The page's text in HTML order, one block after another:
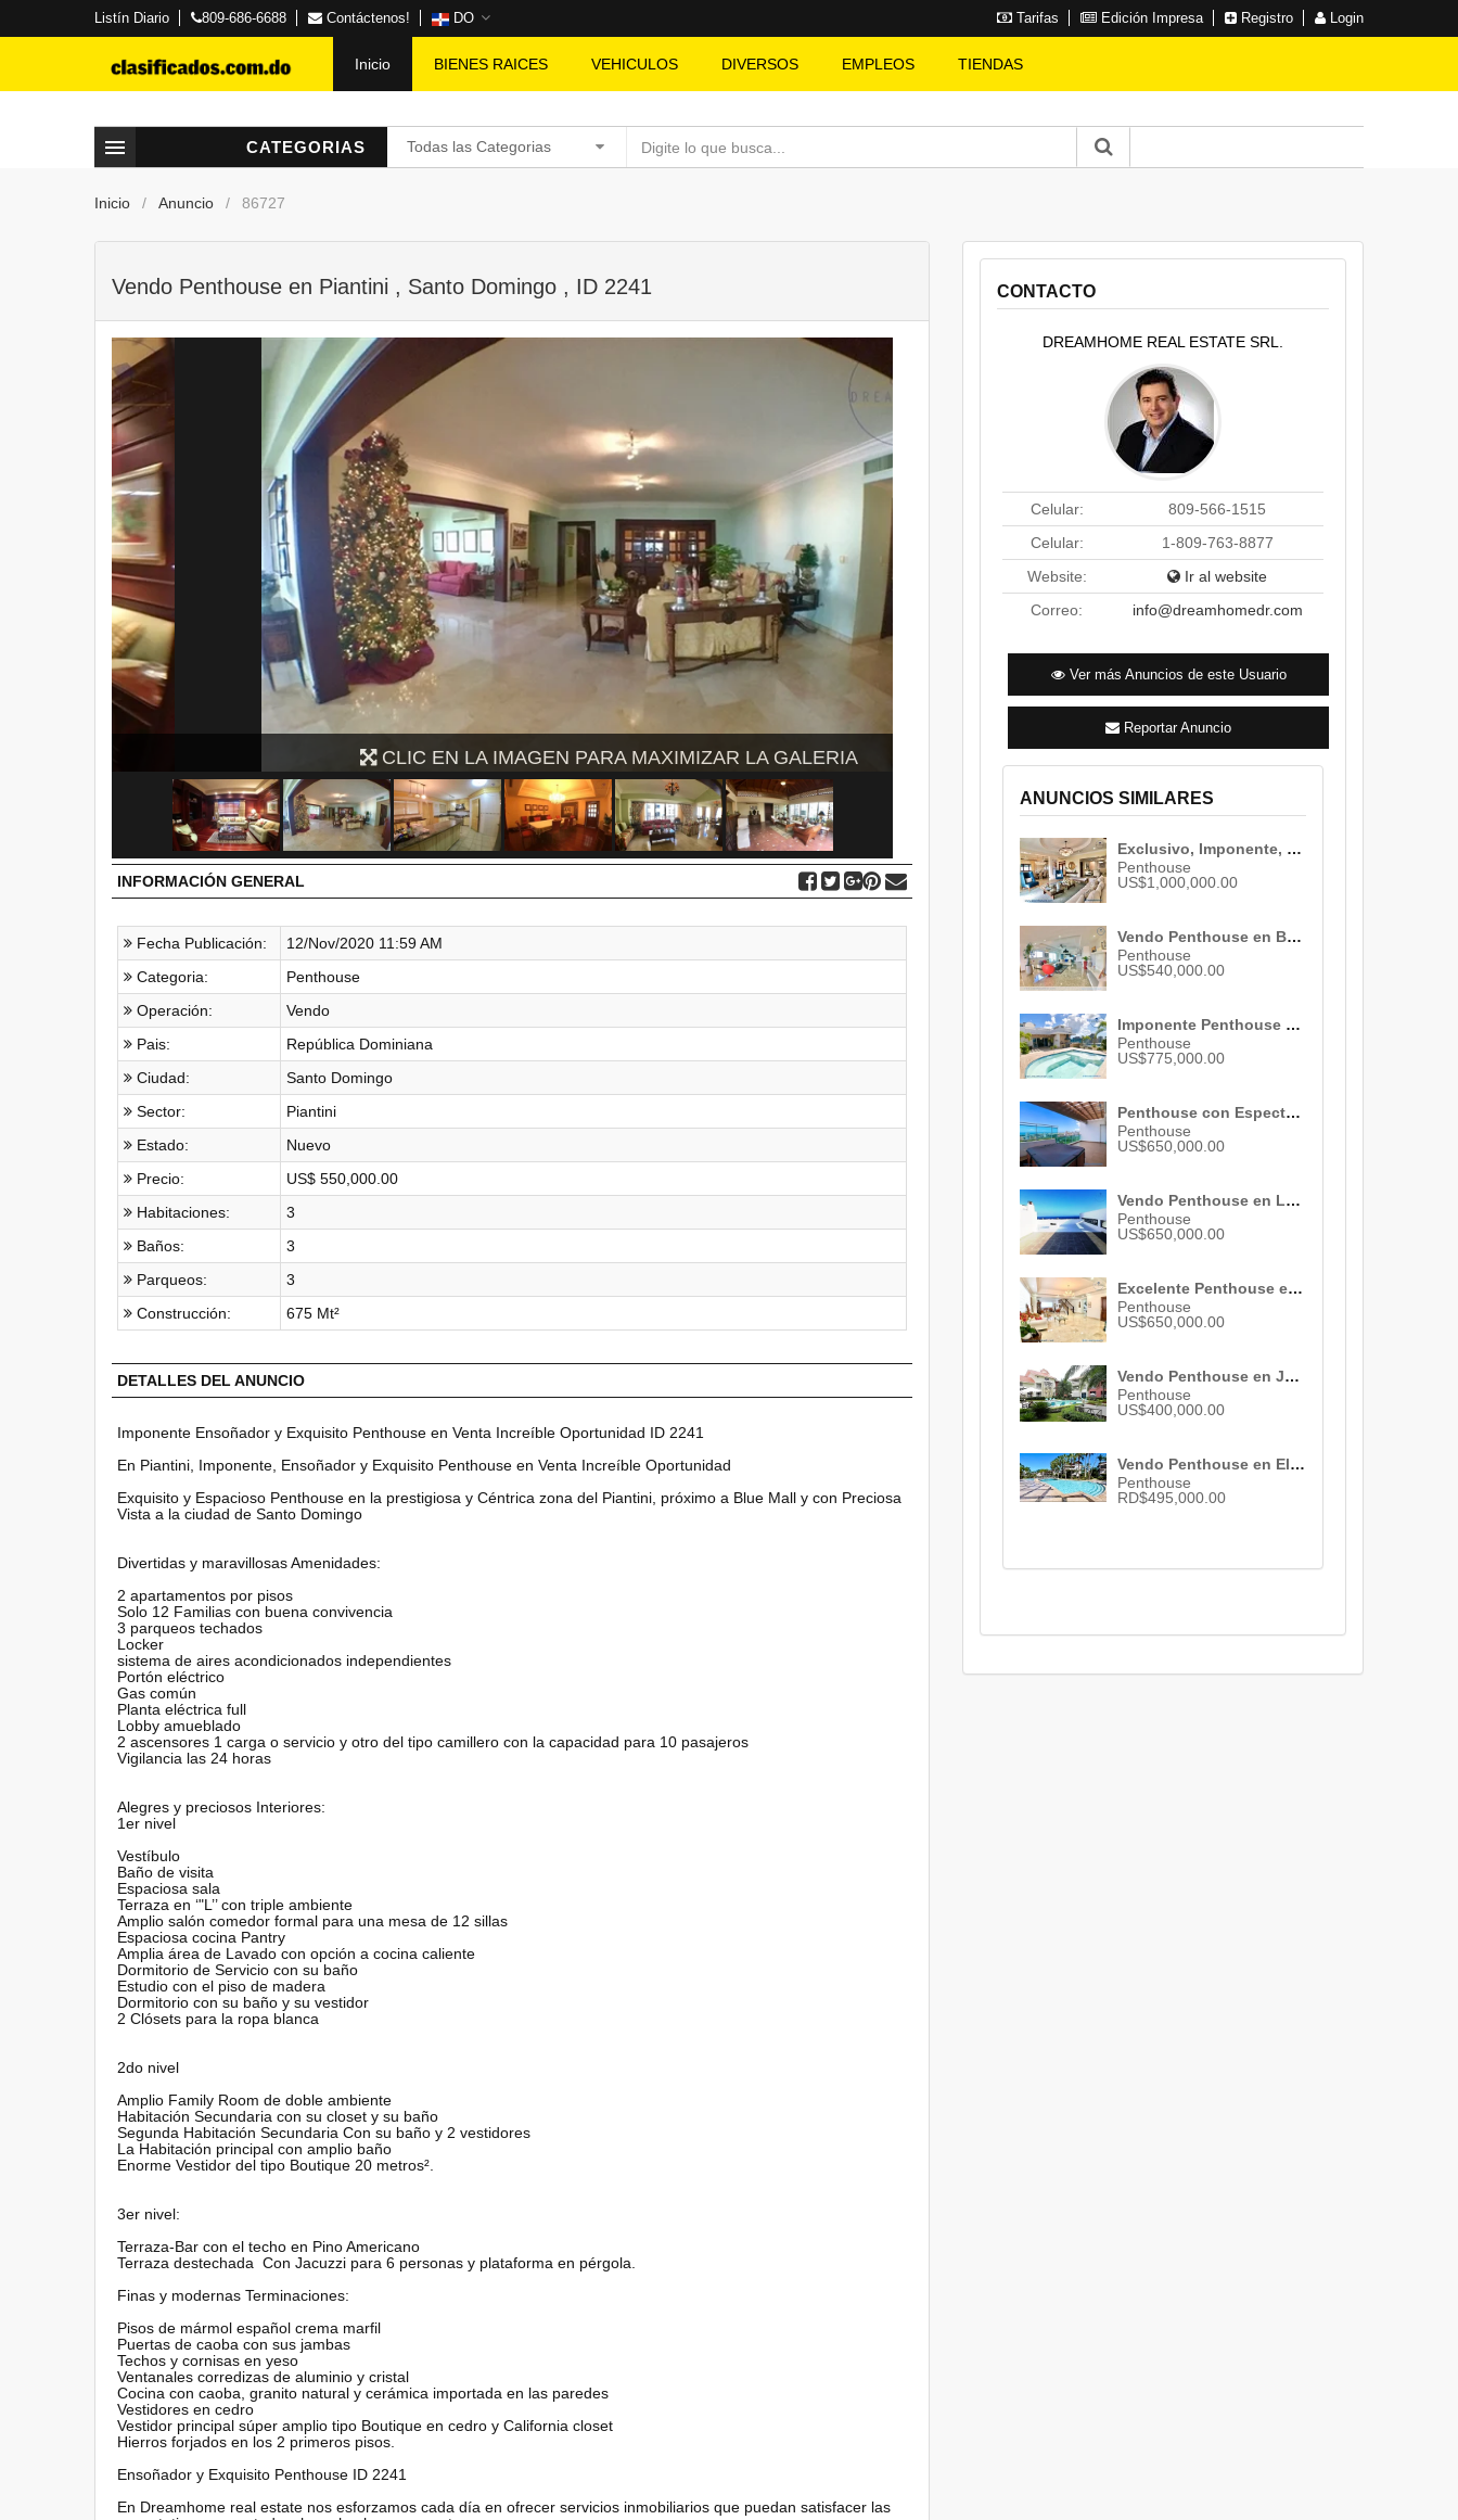
Listín Diario 809-686-6688 Contáctenos! DO Tarifas Edición Impresa Registro Login
Inicio BIENES RAICES VEHICULOS DIVERSOS EMPLEOS TIENDAS
CATEGORIAS Todas las Categorias
Inicio Anuncio 86727
Vendo Penthouse en Piantini , Santo Domingo , ID 2241
CLIC EN LA IMAGEN PARA MAXIMIZAR LA GALERIA
INFORMACIÓN GENERAL
Fecha Publicación:
12/Nov/2020 11:59 AM
Categoria:
Penthouse
Operación:
Vendo
Pais:
República Dominiana
Ciudad:
Santo Domingo
Sector:
Piantini
Estado:
Nuevo
Precio:
US$ 550,000.00
Habitaciones:
3
Baños:
3
Parqueos:
3
Construcción:
675 Mt²
DETALLES DEL ANUNCIO
Imponente Ensoñador y Exquisito Penthouse en Venta Increíble Oportunidad ID 2241
En Piantini, Imponente, Ensoñador y Exquisito Penthouse en Venta Increíble Oportunidad
Exquisito y Espacioso Penthouse en la prestigiosa y Céntrica zona del Piantini, próximo a Blue Mall y con Preciosa
Vista a la ciudad de Santo Domingo
Divertidas y maravillosas Amenidades:
2 apartamentos por pisos
Solo 12 Familias con buena convivencia
3 parqueos techados
Locker
sistema de aires acondicionados independientes
Portón eléctrico
Gas común
Planta eléctrica full
Lobby amueblado
2 ascensores 1 carga o servicio y otro del tipo camillero con la capacidad para 10 pasajeros
Vigilancia las 24 horas
Alegres y preciosos Interiores:
1er nivel
Vestíbulo
Baño de visita
Espaciosa sala
Terraza en ‘"L’’ con triple ambiente
Amplio salón comedor formal para una mesa de 12 sillas
Espaciosa cocina Pantry
Amplia área de Lavado con opción a cocina caliente
Dormitorio de Servicio con su baño
Estudio con el piso de madera
Dormitorio con su baño y su vestidor
2 Clósets para la ropa blanca
2do nivel
Amplio Family Room de doble ambiente
Habitación Secundaria con su closet y su baño
Segunda Habitación Secundaria Con su baño y 2 vestidores
La Habitación principal con amplio baño
Enorme Vestidor del tipo Boutique 20 metros².
3er nivel:
Terraza-Bar con el techo en Pino Americano
Terraza destechada Con Jacuzzi para 6 personas y plataforma en pérgola.
Finas y modernas Terminaciones:
Pisos de mármol español crema marfil
Puertas de caoba con sus jambas
Techos y cornisas en yeso
Ventanales corredizas de aluminio y cristal
Cocina con caoba, granito natural y cerámica importada en las paredes
Vestidores en cedro
Vestidor principal súper amplio tipo Boutique en cedro y California closet
Hierros forjados en los 2 primeros pisos.
Ensoñador y Exquisito Penthouse ID 2241
En Dreamhome real estate nos esforzamos cada día en ofrecer servicios inmobiliarios que puedan satisfacer las
CONTACTO
DREAMHOME REAL ESTATE SRL.
Celular:
809-566-1515
Celular:
1-809-763-8877
Website:
Ir al website
Correo:
info@dreamhomedr.com
Ver más Anuncios de este Usuario
Reportar Anuncio
ANUNCIOS SIMILARES
Exclusivo, Imponente, Espacioso, Elegante y Lujoso Penthouse en Los Cacicazgos. ID 702
Penthouse
US$1,000,000.00
Vendo Penthouse en Bella Vista , Santo Domingo , 3 habs. , 3 baños , 03 parqueos ID 2240
Penthouse
US$540,000.00
Imponente Penthouse en Venta de Revista en Piantini con Fantástica Vista ID 1955
Penthouse
US$775,000.00
Penthouse con Espectacular Vista al Mar y Ciudad en La Esperilla ID 2991
Penthouse
US$650,000.00
Vendo Penthouse en La Esperilla , Santo Domingo , ID 2881
Penthouse
US$650,000.00
Excelente Penthouse en Venta de Oportunidad en Bella Vista en un Oasis de Confort ID 2107
Penthouse
US$650,000.00
Vendo Penthouse en Juan Dolio , San Pedro De Macorís, ID 2420
Penthouse
US$400,000.00
Vendo Penthouse en El Portillo , Las Terrenas , 3 habs. , 3 baños , 1 parqueo , RD$ 495,000.00
Penthouse
RD$495,000.00